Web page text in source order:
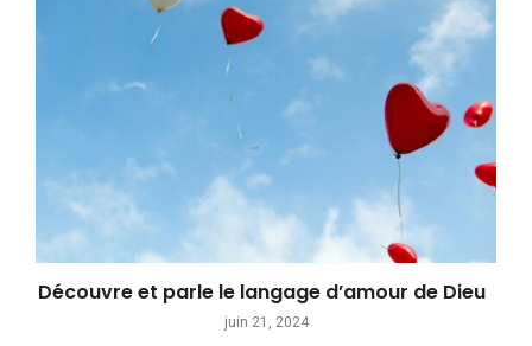
Découvre et parle le langage d’amour de Dieu
juin 21, 2024